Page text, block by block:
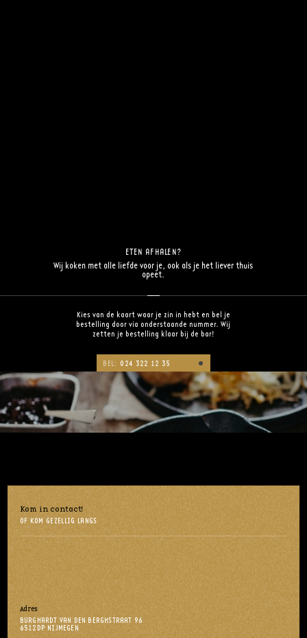
ETEN AFHALEN?
Wij koken met alle liefde voor je, ook als je het liever thuis
opeet.
Kies van de kaart waar je zin in hebt en bel je
bestelling door via onderstaande nummer. Wij
zetten je bestelling klaar bij de bar!
BEL: 024 322 12 35
Kom in contact!
OF KOM GEZELLIG LANGS
Adres
BURGHARDT VAN DEN BERGHSTRAAT 96
6512DP NIJMEGEN